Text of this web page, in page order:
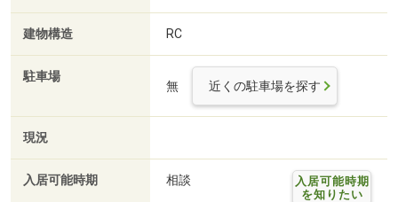
建物構造 RC
駐車場
無 近くの駐車場を探す
現況
入居可能時期 相談
入居可能時期
を知りたい